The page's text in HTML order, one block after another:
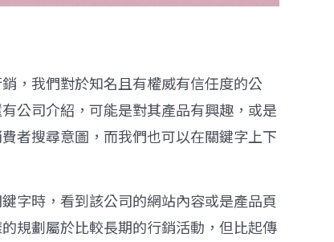
，我們對於知名且有權威有信任度的公
公司介紹，可能是對其產品有興趣，或是
者搜尋意圖，而我們也可以在關鍵字上下
字時，看到該公司的網站內容或是產品頁
規劃屬於比較長期的行銷活動，但比起傳